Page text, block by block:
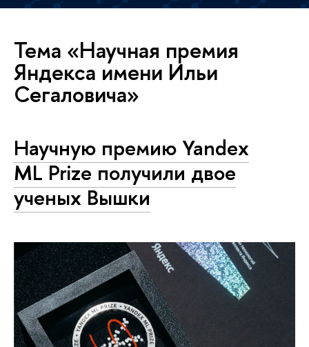
Тема «Научная премия
Яндекса имени Ильи
Сегаловича»
Научную премию Yandex
ML Prize получили двое
ученых Вышки